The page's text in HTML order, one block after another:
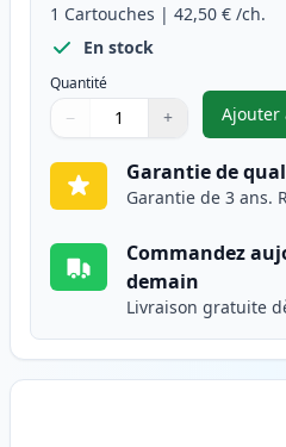
1 Cartouches | 42,50 € /ch.
En stock
Quantité
Quantité
Utilisez les boutons pour
− +
Quantité
Ajouter
Garantie de
Garantie de 3 ans.
Commandez
demain
Livraison gratuite